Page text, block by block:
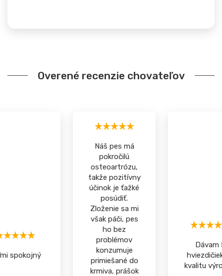
Overené recenzie chovateľov
spokojný
Náš pes má
pokročilú
osteoartrózu,
takže pozitívny
účinok je ťažké
posúdiť.
Zloženie sa mi
však páči, pes
ho bez
problémov
konzumuje
primiešané do
krmiva, prášok
Dávam
kvalitu